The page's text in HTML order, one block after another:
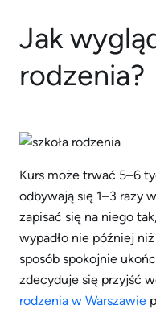
Jak
rodzenia?
Kurs może trwać 5–6
odbywają się 1–3 razy
zapisać się na niego
wypadło nie później
sposób spokojnie
zdecyduje się przyjść
rodzenia w Warszawie